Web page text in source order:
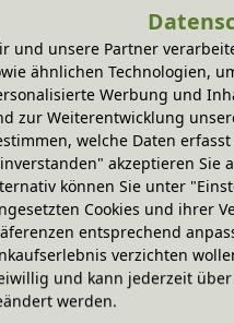
eingenäht in einen
dient. Die reine
Kern aus 5 cm latexierter
die Option
Vorliebe.
und unsere Partner
ähnlichen Technologien,
Werbung und
zur Weiterentwicklung
welche Daten
akzeptieren Sie
können Sie unter
Cookies und ihrer
entsprechend
verzichten
und kann jederzeit
werden.